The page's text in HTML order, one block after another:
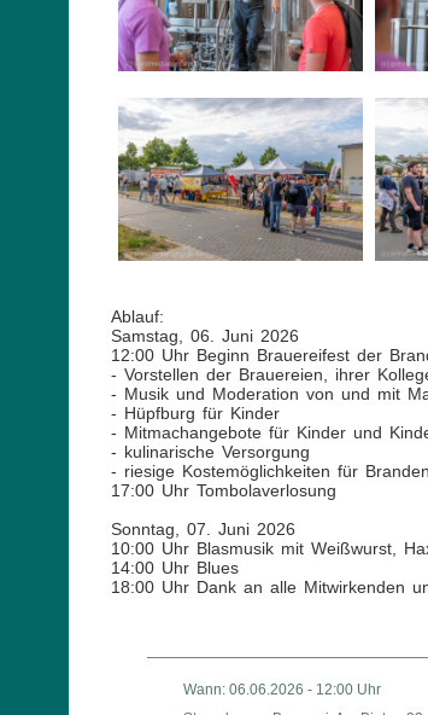
Ablauf:
Samstag, 06. Juni 2026
12:00 Uhr Beginn Brauereifest der
- Vorstellen der Brauereien, ihrer
- Musik und Moderation von und mit
- Hüpfburg für Kinder
- Mitmachangebote für Kinder und
- kulinarische Versorgung
- riesige Kostemöglichkeiten für
17:00 Uhr Tombolaverlosung
Sonntag, 07. Juni 2026
10:00 Uhr Blasmusik mit Weißwurst,
14:00 Uhr Blues
18:00 Uhr Dank an alle Mitwirkenden
Wann: 06.06.2026 - 12:00 Uhr